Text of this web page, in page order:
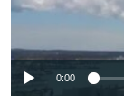
0:00